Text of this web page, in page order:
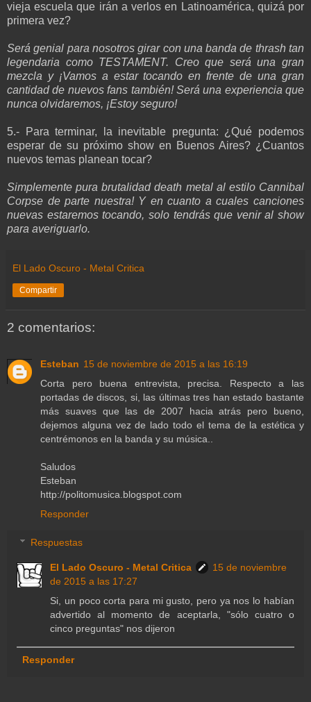
vieja escuela que irán a verlos en Latinoamérica, quizá por
primera vez?
Será genial para nosotros girar con una banda de thrash tan
legendaria como TESTAMENT. Creo que será una gran
mezcla y ¡Vamos a estar tocando en frente de una gran
cantidad de nuevos fans también! Será una experiencia que
nunca olvidaremos, ¡Estoy seguro!
5.- Para terminar, la inevitable pregunta: ¿Qué podemos
esperar de su próximo show en Buenos Aires? ¿Cuantos
nuevos temas planean tocar?
Simplemente pura brutalidad death metal al estilo Cannibal
Corpse de parte nuestra! Y en cuanto a cuales canciones
nuevas estaremos tocando, solo tendrás que venir al show
para averiguarlo.
El Lado Oscuro - Metal Critica
Compartir
2 comentarios:
Esteban 15 de noviembre de 2015 a las 16:19
Corta pero buena entrevista, precisa. Respecto a las
portadas de discos, si, las últimas tres han estado bastante
más suaves que las de 2007 hacia atrás pero bueno,
dejemos alguna vez de lado todo el tema de la estética y
centrémonos en la banda y su música..
Saludos
Esteban
http://politomusica.blogspot.com
Responder
Respuestas
El Lado Oscuro - Metal Critica
15 de noviembre
de 2015 a las 17:27
Si, un poco corta para mi gusto, pero ya nos lo habían
advertido al momento de aceptarla, "sólo cuatro o
cinco preguntas" nos dijeron
Responder